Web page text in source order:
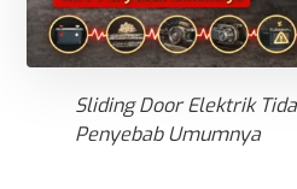
Sliding Door Elektrik
Penyebab Umumnya